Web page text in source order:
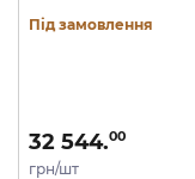
Під замовлення
32 544.00
грн/шт